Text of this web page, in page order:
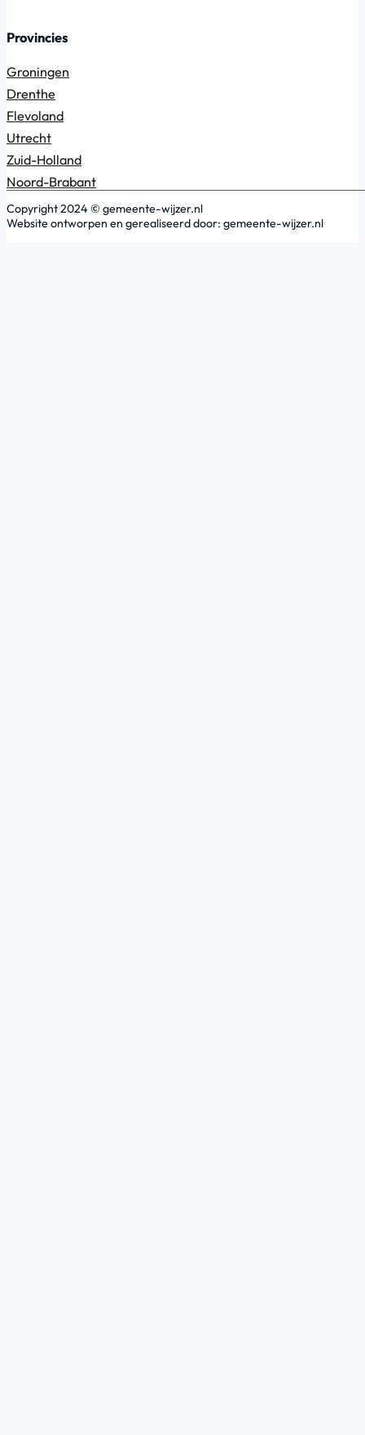
Provincies
Groningen
Drenthe
Flevoland
Utrecht
Zuid-Holland
Noord-Brabant
Copyright 2024 © gemeente-wijzer.nl
Website ontworpen en gerealiseerd door: gemeente-wijzer.nl